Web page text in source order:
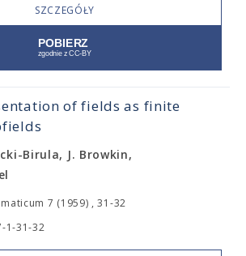
SZCZEGÓŁY
of fields as finite
Birula, J. Browkin,
7 (1959) , 31-32
1-31-32